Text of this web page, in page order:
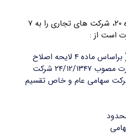
قوانین تجارت ایران در ماده ۲۰، شرکت های تجاری را به ۷
است از :
شرکت های سهامی ( براساس ماده ۴ لایحه اصلاح
قسمتی از قانون تجارت مصوب ۲۴/۱۲/۱۳۴۷ شرکت
سهامی عام و خاص تقسیم